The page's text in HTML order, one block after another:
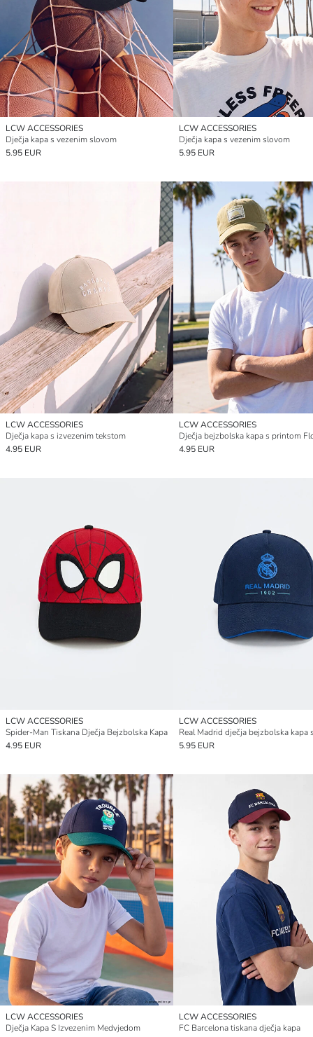
LCW ACCESSORIES
Dječja kapa s vezenim slovom
5.95 EUR
LCW ACCESSORIES
Dječja kapa s vezenim slovom
5.95 EUR
LCW ACCESSORIES
Dječja kapa s izvezenim tekstom
4.95 EUR
LCW ACCESSORIES
Dječja bejzbolska kapa s printom
4.95 EUR
LCW ACCESSORIES
Spider-Man Tiskana Dječja Bejzbolska Kapa
4.95 EUR
LCW ACCESSORIES
5.95 EUR
LCW ACCESSORIES
Dječja Kapa S Izvezenim Medvjedom
LCW ACCESSORIES
FC Barcelona tiskana dječja kapa